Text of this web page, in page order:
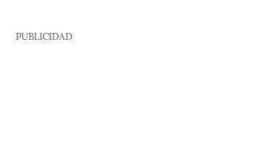
PUBLICIDAD